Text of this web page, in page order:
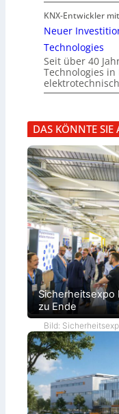
KNX-Entwickler
Neuer
Technologies
Seit über 40
Technologies
DAS KÖNNTE SIE
Sicherheitsexpo
zu Ende
Bild: